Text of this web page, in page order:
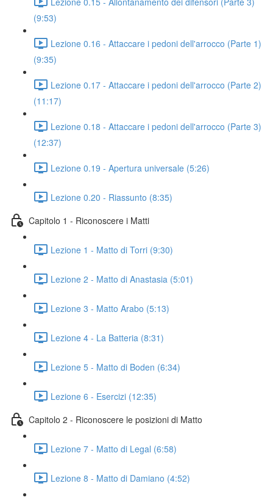
(9:53)
Lezione 0.16 - Attaccare i pedoni dell'arrocco (Parte 1)
(9:35)
Lezione 0.17 - Attaccare i pedoni dell'arrocco (Parte 2)
(11:17)
Lezione 0.18 - Attaccare i pedoni dell'arrocco (Parte 3)
(12:37)
Lezione 0.19 - Apertura universale (5:26)
Lezione 0.20 - Riassunto (8:35)
Capitolo 1 - Riconoscere i Matti
Lezione 1 - Matto di Torri (9:30)
Lezione 2 - Matto di Anastasia (5:01)
Lezione 3 - Matto Arabo (5:13)
Lezione 4 - La Batteria (8:31)
Lezione 5 - Matto di Boden (6:34)
Lezione 6 - Esercizi (12:35)
Capitolo 2 - Riconoscere le posizioni di Matto
Lezione 7 - Matto di Legal (6:58)
Lezione 8 - Matto di Damiano (4:52)